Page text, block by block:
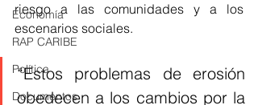
Economía
RAP CARIBE
Política
Documentos
riesgo a las comunidades y a los
escenarios sociales.
“Estos problemas de erosión
obedecen a los cambios por la